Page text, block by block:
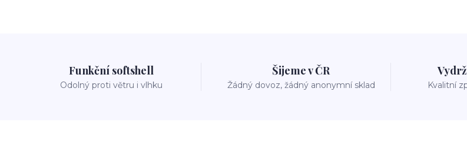
Funkční softshell
Odolný proti větru i vlhku
Šijeme v ČR
Žádný dovoz, žádný anonymní sklad Kvalitní